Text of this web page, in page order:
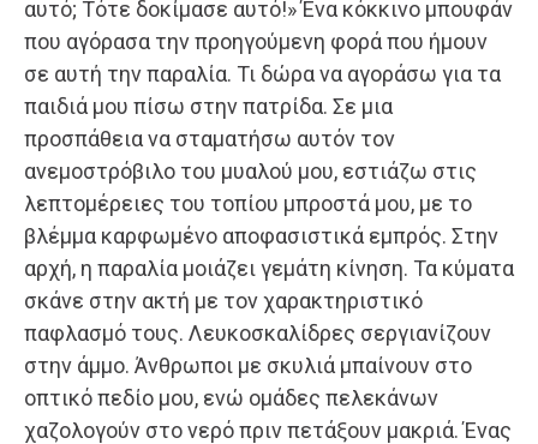
αυτό; Τότε δοκίμασε αυτό!» Ένα κόκκινο μπουφάν
που αγόρασα την προηγούμενη φορά που ήμουν
σε αυτή την παραλία. Τι δώρα να αγοράσω για τα
παιδιά μου πίσω στην πατρίδα. Σε μια
προσπάθεια να σταματήσω αυτόν τον
ανεμοστρόβιλο του μυαλού μου, εστιάζω στις
λεπτομέρειες του τοπίου μπροστά μου, με το
βλέμμα καρφωμένο αποφασιστικά εμπρός. Στην
αρχή, η παραλία μοιάζει γεμάτη κίνηση. Τα κύματα
σκάνε στην ακτή με τον χαρακτηριστικό
παφλασμό τους. Λευκοσκαλίδρες σεργιανίζουν
στην άμμο. Άνθρωποι με σκυλιά μπαίνουν στο
οπτικό πεδίο μου, ενώ ομάδες πελεκάνων
χαζολογούν στο νερό πριν πετάξουν μακριά. Ένας